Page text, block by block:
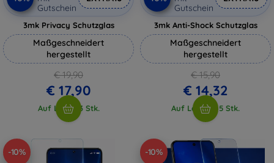
Gutschein
3mk Privacy Schutzglas
Maßgeschneidert
hergestellt
€ 19,90
€ 17,90
Auf Lager 3 Stk.
Gutschein
3mk Anti-Shock Schutzglas
Maßgeschneidert
hergestellt
€ 15,90
€ 14,32
Auf Lager > 5 Stk.
-10% -10%